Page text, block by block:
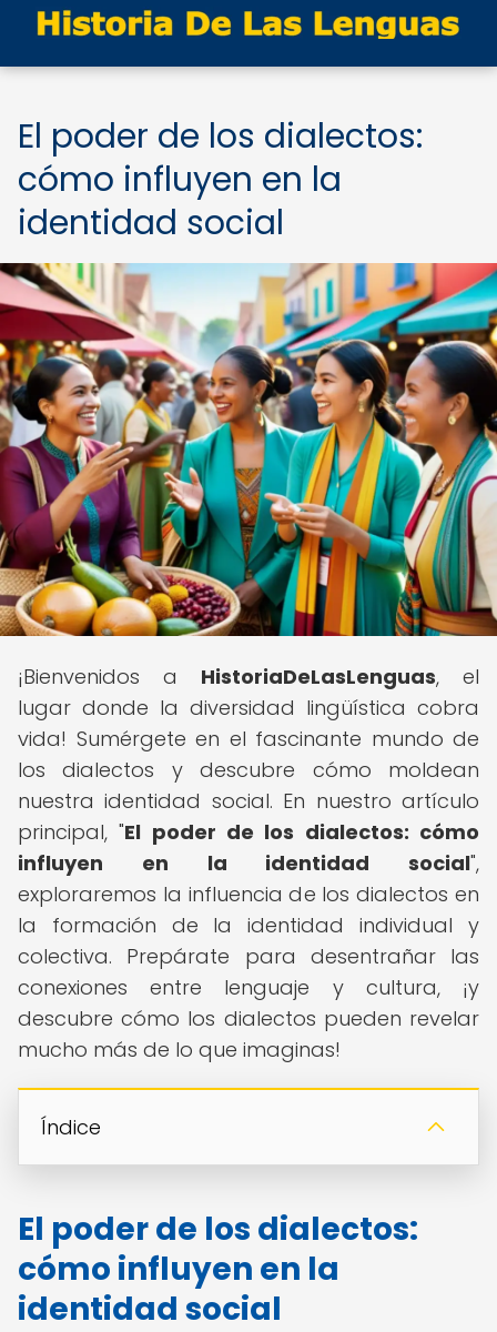
El poder de los dialectos:
cómo influyen en la
identidad social
¡Bienvenidos a HistoriaDeLasLenguas, el
lugar donde la diversidad lingüística cobra
vida! Sumérgete en el fascinante mundo de
los dialectos y descubre cómo moldean
nuestra identidad social. En nuestro artículo
principal, "El poder de los dialectos: cómo
influyen en la identidad social",
exploraremos la influencia de los dialectos en
la formación de la identidad individual y
colectiva. Prepárate para desentrañar las
conexiones entre lenguaje y cultura, ¡y
descubre cómo los dialectos pueden revelar
mucho más de lo que imaginas!
Índice
El poder de los dialectos:
cómo influyen en la
identidad social